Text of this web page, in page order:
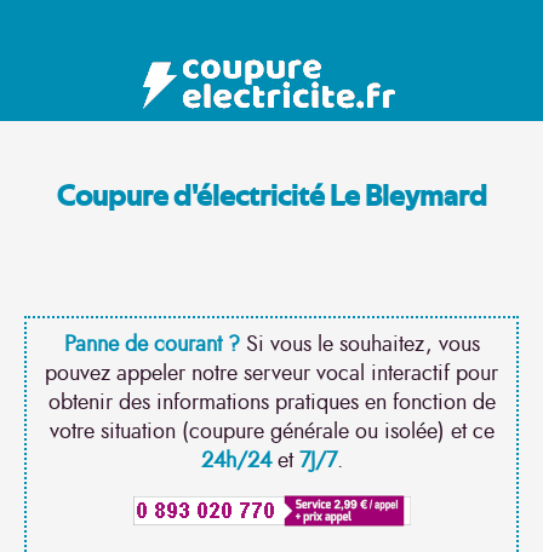
Coupure d'électricité Le Bleymard
Panne de courant ?Si vous le souhaitez, vous
pouvez appeler notre serveur vocal interactif pour
obtenir des informations pratiques en fonction de
votre situation (coupure générale ou isolée) et ce
24h/24et7J/7.